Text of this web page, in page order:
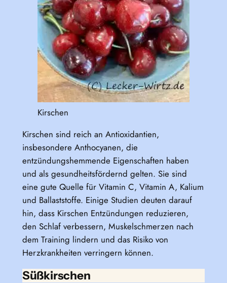
Kirschen
Kirschen sind reich an Antioxidantien,
insbesondere Anthocyanen, die
entzündungshemmende Eigenschaften haben
und als gesundheitsfördernd gelten. Sie sind
eine gute Quelle für Vitamin C, Vitamin A, Kalium
und Ballaststoffe. Einige Studien deuten darauf
hin, dass Kirschen Entzündungen reduzieren,
den Schlaf verbessern, Muskelschmerzen nach
dem Training lindern und das Risiko von
Herzkrankheiten verringern können.
Süßkirschen